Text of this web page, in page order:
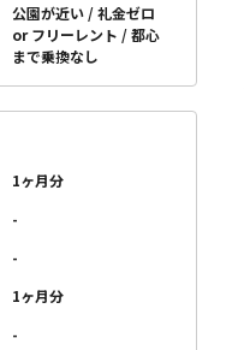
公園が近い
礼金ゼロ
or フリーレント
都心
まで乗換なし
1ヶ月分
-
-
1ヶ月分
-